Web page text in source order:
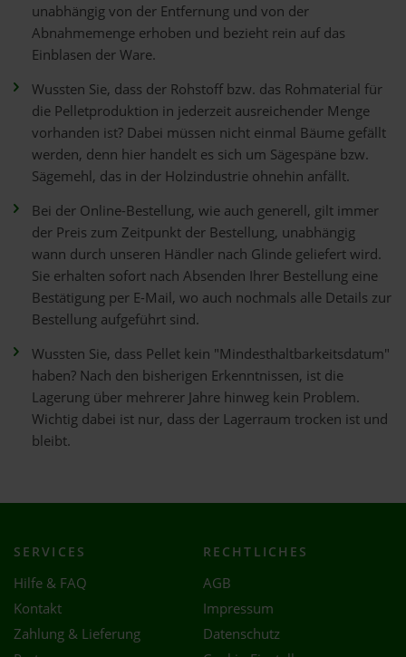
unabhängig von der Entfernung und von der
Abnahmemenge erhoben und bezieht rein auf das
Einblasen der Ware.
Wussten Sie, dass der Rohstoff bzw. das Rohmaterial für
die Pelletproduktion in jederzeit ausreichender Menge
vorhanden ist? Dabei müssen nicht einmal Bäume gefällt
werden, denn hier handelt es sich um Sägespäne bzw.
Sägemehl, das in der Holzindustrie ohnehin anfällt.
Bei der Online-Bestellung, wie auch generell, gilt immer
der Preis zum Zeitpunkt der Bestellung, unabhängig
wann durch unseren Händler nach Glinde geliefert wird.
Sie erhalten sofort nach Absenden Ihrer Bestellung eine
Bestätigung per E-Mail, wo auch nochmals alle Details zur
Bestellung aufgeführt sind.
Wussten Sie, dass Pellet kein "Mindesthaltbarkeitsdatum"
haben? Nach den bisherigen Erkenntnissen, ist die
Lagerung über mehrerer Jahre hinweg kein Problem.
Wichtig dabei ist nur, dass der Lagerraum trocken ist und
bleibt.
SERVICES
Hilfe & FAQ
Kontakt
Zahlung & Lieferung
RECHTLICHES
AGB
Impressum
Datenschutz